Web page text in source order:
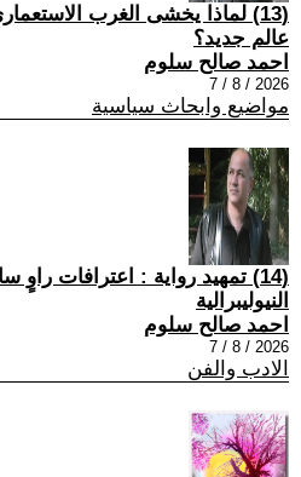
(13) لماذا يخشى الغرب
عالم جديد؟
احمد صالح سلوم
2026 / 8 / 7
مواضيع وابحاث سياسية
(14) تمهيد رواية : اعترافات
النيوليبرالية
احمد صالح سلوم
2026 / 8 / 7
الادب والفن